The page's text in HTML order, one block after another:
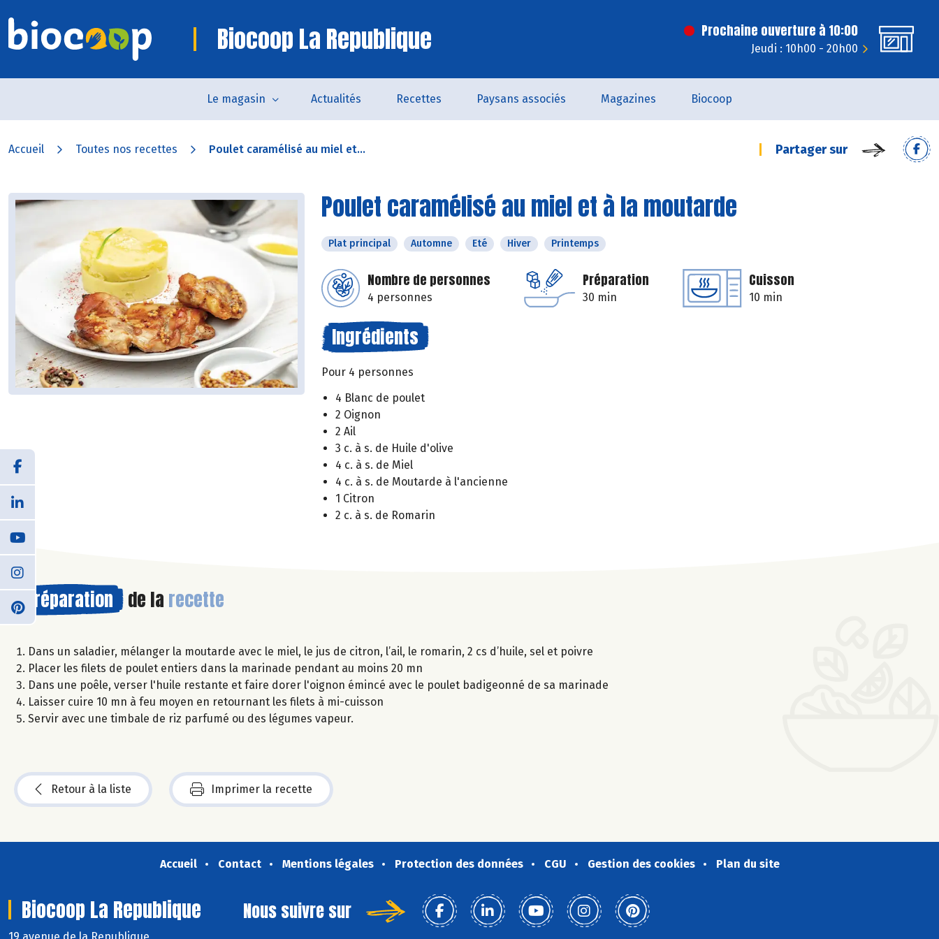
Biocoop La Republique Prochaine ouverture à 10:00
Jeudi : 10h00 - 20h00
Le magasin Actualités Recettes Paysans associés Magazines Biocoop
Accueil Toutes nos recettes Poulet caramélisé au miel et... Partager sur
Poulet caramélisé au miel et à la moutarde
Plat principal Automne Eté Hiver Printemps
Nombre de personnes
4 personnes
Préparation
30 min
Cuisson
10 min
Ingrédients
Pour 4 personnes
4 Blanc de poulet
2 Oignon
2 Ail
3 c. à s. de Huile d'olive
4 c. à s. de Miel
4 c. à s. de Moutarde à l'ancienne
1 Citron
2 c. à s. de Romarin
Préparation de la recette
Dans un saladier, mélanger la moutarde avec le miel, le jus de citron, l’ail, le romarin, 2 cs d’huile, sel et poivre
Placer les filets de poulet entiers dans la marinade pendant au moins 20 mn
Dans une poêle, verser l'huile restante et faire dorer l'oignon émincé avec le poulet badigeonné de sa marinade
Laisser cuire 10 mn à feu moyen en retournant les filets à mi-cuisson
Servir avec une timbale de riz parfumé ou des légumes vapeur.
Retour à la liste Imprimer la recette
Accueil Contact Mentions légales Protection des données CGU Gestion des cookies Plan du site
Biocoop La Republique
19 avenue de la Republique
Nous suivre sur